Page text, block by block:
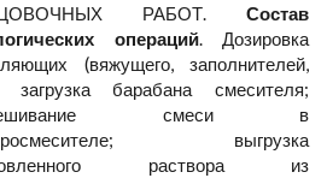
РАБОТ. Состав
операций. Дозировка
(вяжущего, заполнителей,
загрузка барабана смесителя;
смеси в
выгрузка
раствора из